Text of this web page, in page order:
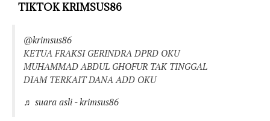
TIKTOK KRIMSUS86
@krimsus86
KETUA FRAKSI GERINDRA DPRD OKU
MUHAMMAD ABDUL GHOFUR TAK TINGGAL
DIAM TERKAIT DANA ADD OKU
♬ suara asli - krimsus86